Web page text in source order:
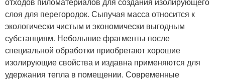
слоя для перегородок. Сыпучая масса относится к
экологически чистым и экономически выгодным
субстанциям. Небольшие фрагменты после
специальной обработки приобретают хорошие
изолирующие свойства и издавна применяются для
удержания тепла в помещении. Современные